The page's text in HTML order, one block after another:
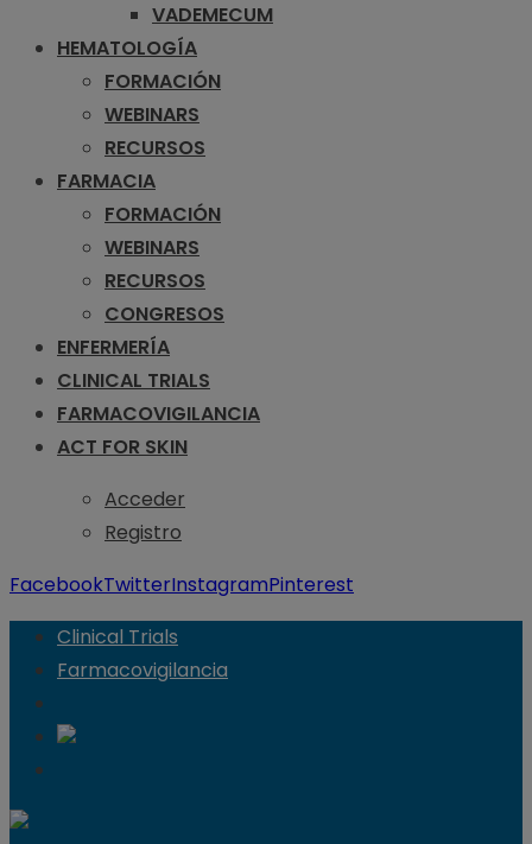
VADEMECUM
HEMATOLOGÍA
FORMACIÓN
WEBINARS
RECURSOS
FARMACIA
FORMACIÓN
WEBINARS
RECURSOS
CONGRESOS
ENFERMERÍA
CLINICAL TRIALS
FARMACOVIGILANCIA
ACT FOR SKIN
Acceder
Registro
FacebookTwitterInstagramPinterest
Clinical Trials
Farmacovigilancia